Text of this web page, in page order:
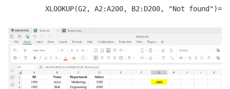
=XLOOKUP(G2, A2:A200, B2:D200, "Not found")